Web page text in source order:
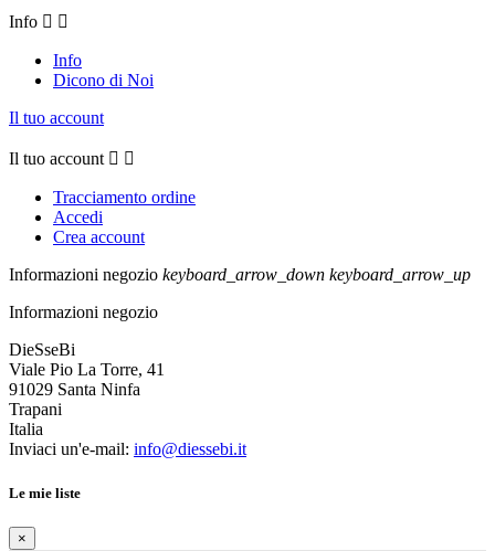
Info  
Info
Dicono di Noi
Il tuo account
Il tuo account  
Tracciamento ordine
Accedi
Crea account
Informazioni negozio keyboard_arrow_down keyboard_arrow_up
Informazioni negozio
DieSseBi
Viale Pio La Torre, 41
91029 Santa Ninfa
Trapani
Italia
Inviaci un'e-mail: info@diessebi.it
Le mie liste
×